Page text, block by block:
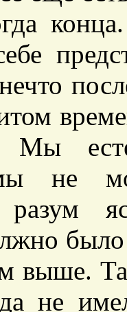
Мы
не
разум
было
выше.
не